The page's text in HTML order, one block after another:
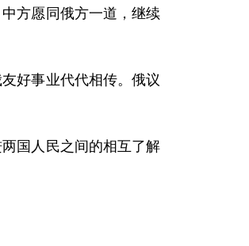
方愿同俄方一道，继续
好事业代代相传。俄议
国人民之间的相互了解